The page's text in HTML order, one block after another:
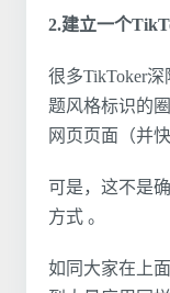
2.建立一个
很多TikToker
题风格标识的
网页页面（并
可是，这不是
方式 。
如同大家在上